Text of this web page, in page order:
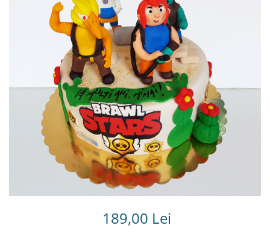
Torturi in frosting- crema pentru
Tortulețe 1.7 kg - 2 kg
189,00 Lei